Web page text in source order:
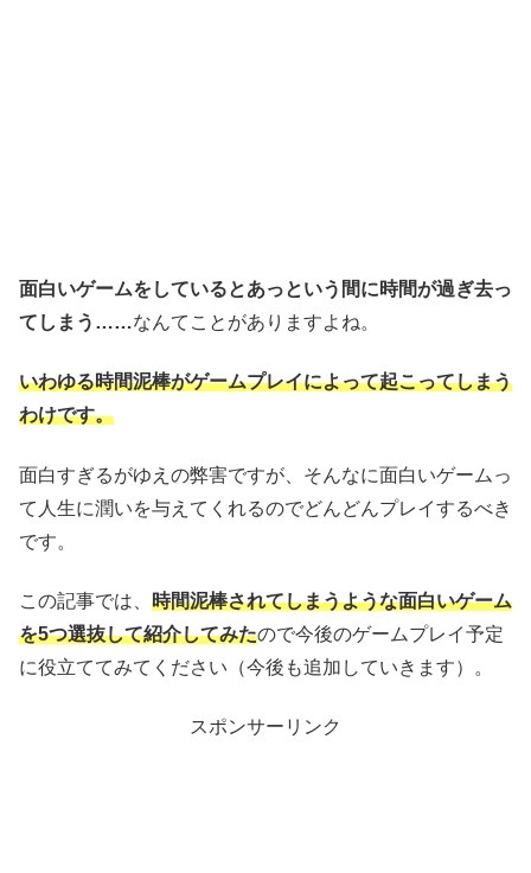
面白いゲームをしているとあっという間に時間が過ぎ去っ
てしまう……なんてことがありますよね。
いわゆる時間泥棒がゲームプレイによって起こってしまう
わけです。
面白すぎるがゆえの弊害ですが、そんなに面白いゲームっ
て人生に潤いを与えてくれるのでどんどんプレイするべき
です。
この記事では、 時間泥棒されてしまうような面白いゲーム
を5つ選抜して紹介してみたので今後のゲームプレイ予定
に役立ててみてください（今後も追加していきます）。
スポンサーリンク